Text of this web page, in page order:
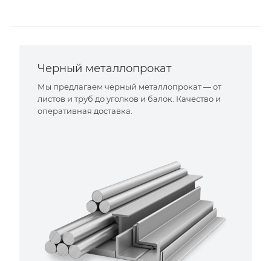
Черный металлопрокат
Мы предлагаем черный металлопрокат — от
листов и труб до уголков и балок. Качество и
оперативная доставка.